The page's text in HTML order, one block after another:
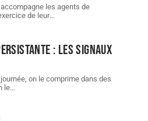
les agents de
de leur…
: les signaux
on le comprime dans des
le…